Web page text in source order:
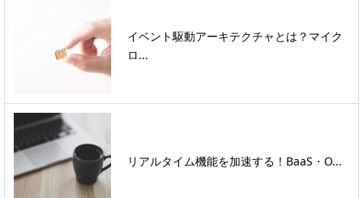
イベント駆動アーキテクチャとは？マイク
ロ...
リアルタイム機能を加速する！BaaS・O...